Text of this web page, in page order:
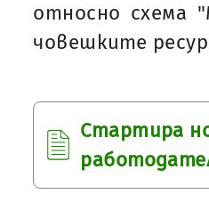
относно схема
човешките
Стартира